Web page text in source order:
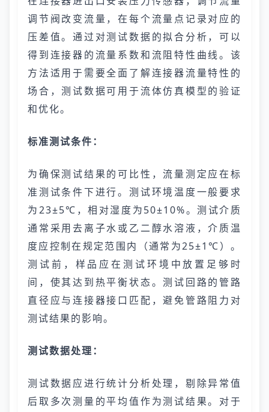
调节阀改变流量，在每个流量点记录对应的
压差值。通过对测试数据的拟合分析，可以
得到连接器的流量系数和流阻特性曲线。该
方法适用于需要全面了解连接器流量特性的
场合，测试数据可用于流体仿真模型的验证
和优化。
标准测试条件：
为确保测试结果的可比性，流量测定应在标
准测试条件下进行。测试环境温度一般要求
为23±5℃，相对湿度为50±10%。测试介质
通常采用去离子水或乙二醇水溶液，介质温
度应控制在规定范围内（通常为25±1℃）。
测试前，样品应在测试环境中放置足够时
间，使其达到热平衡状态。测试回路的管路
直径应与连接器接口匹配，避免管路阻力对
测试结果的影响。
测试数据处理：
测试数据应进行统计分析处理，剔除异常值
后取多次测量的平均值作为测试结果。对于